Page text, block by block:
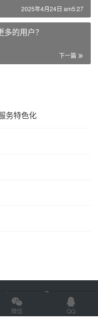
2025年4月24日 am5:27
的用户？
下一篇
务特色化
备2022012774号-2
微信 QQ